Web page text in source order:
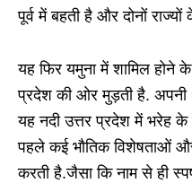
पूर्व में बहती है और दोनों
यह फिर यमुना में शामिल होने के
प्रदेश की ओर मुड़ती है. अपनी
यह नदी उत्तर प्रदेश में भरेह
पहले कई भौतिक विशेषताओं
करती है.जैसा कि नाम से ही